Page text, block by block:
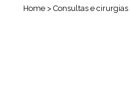
Home > Consultas e